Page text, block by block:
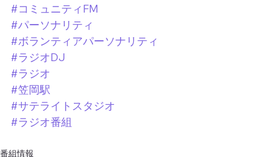
#コミュニティFM
#パーソナリティ
#ボランティアパーソナリティ
#ラジオDJ
#ラジオ
#笠岡駅
#サテライトスタジオ
#ラジオ番組
番組情報